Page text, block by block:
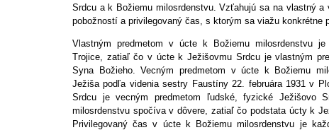
Srdcu a k Božiemu milosrdenstvu. Vzťahujú sa na vlastný a
pobožností a privilegovaný čas, s ktorým sa viažu konkrétne
Vlastným predmetom v úcte k Božiemu milosrdenstvu je
Trojice, zatiaľ čo v úcte k Ježišovmu Srdcu je vlastným
Syna Božieho. Vecným predmetom v úcte k Božiemu
Ježiša podľa videnia sestry Faustíny 22. februára 1931 v
Srdcu je vecným predmetom ľudské, fyzické Ježišovo
milosrdenstvu spočíva v dôvere, zatiaľ čo podstata úcty k
Privilegovaný čas v úcte k Božiemu milosrdenstvu je